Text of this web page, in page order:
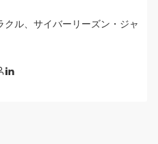
ル、サイバーリーズン・ジャ